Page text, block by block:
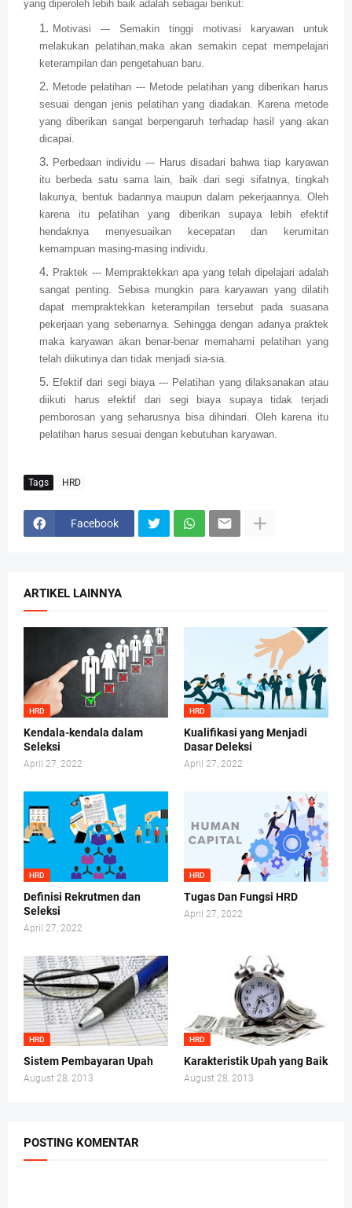
yang diperoleh lebih baik adalah sebagai berikut:
Motivasi --- Semakin tinggi motivasi karyawan untuk
melakukan pelatihan,maka akan semakin cepat mempelajari
keterampilan dan pengetahuan baru.
Metode pelatihan --- Metode pelatihan yang diberikan harus
sesuai dengan jenis pelatihan yang diadakan. Karena metode
yang diberikan sangat berpengaruh terhadap hasil yang akan
dicapai.
Perbedaan individu --- Harus disadari bahwa tiap karyawan
itu berbeda satu sama lain, baik dari segi sifatnya, tingkah
lakunya, bentuk badannya maupun dalam pekerjaannya. Oleh
karena itu pelatihan yang diberikan supaya lebih efektif
hendaknya menyesuaikan kecepatan dan kerumitan
kemampuan masing-masing individu.
Praktek --- Mempraktekkan apa yang telah dipelajari adalah
sangat penting. Sebisa mungkin para karyawan yang dilatih
dapat mempraktekkan keterampilan tersebut pada suasana
pekerjaan yang sebenarnya. Sehingga dengan adanya praktek
maka karyawan akan benar-benar memahami pelatihan yang
telah diikutinya dan tidak menjadi sia-sia.
Efektif dari segi biaya --- Pelatihan yang dilaksanakan atau
diikuti harus efektif dari segi biaya supaya tidak terjadi
pemborosan yang seharusnya bisa dihindari. Oleh karena itu
pelatihan harus sesuai dengan kebutuhan karyawan.
Tags HRD
Facebook
ARTIKEL LAINNYA
HRD
Kendala-kendala dalam
Seleksi
April 27, 2022
HRD
Kualifikasi yang Menjadi
Dasar Deleksi
April 27, 2022
HRD
Definisi Rekrutmen dan
Seleksi
April 27, 2022
HRD
Tugas Dan Fungsi HRD
April 27, 2022
HRD
Sistem Pembayaran Upah
August 28, 2013
HRD
Karakteristik Upah yang Baik
August 28, 2013
POSTING KOMENTAR